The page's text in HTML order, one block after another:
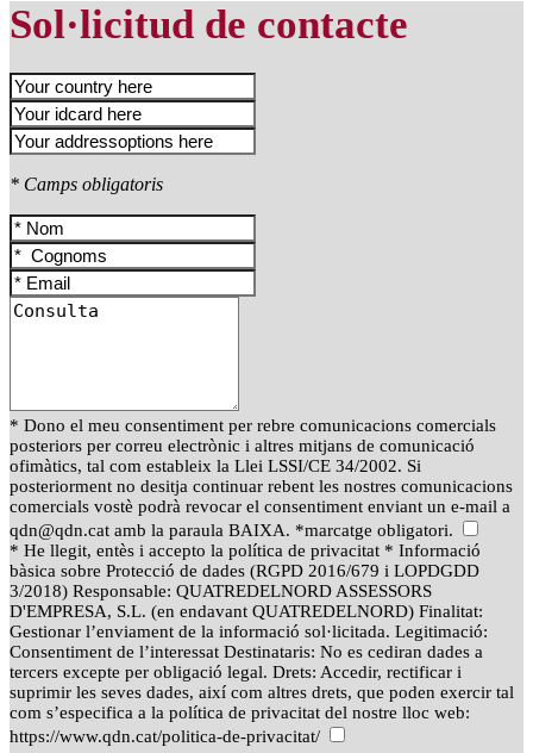
Sol·licitud de contacte
* Camps obligatoris
* Dono el meu consentiment per rebre comunicacions comercials
posteriors per correu electrònic i altres mitjans de comunicació
ofimàtics, tal com estableix la Llei LSSI/CE 34/2002. Si
posteriorment no desitja continuar rebent les nostres comunicacions
comercials vostè podrà revocar el consentiment enviant un e-mail a
qdn@qdn.cat amb la paraula BAIXA. *marcatge obligatori.
* He llegit, entès i accepto la política de privacitat * Informació
bàsica sobre Protecció de dades (RGPD 2016/679 i LOPDGDD
3/2018) Responsable: QUATREDELNORD ASSESSORS
D'EMPRESA, S.L. (en endavant QUATREDELNORD) Finalitat:
Gestionar l’enviament de la informació sol·licitada. Legitimació:
Consentiment de l’interessat Destinataris: No es cediran dades a
tercers excepte per obligació legal. Drets: Accedir, rectificar i
suprimir les seves dades, així com altres drets, que poden exercir tal
com s’especifica a la política de privacitat del nostre lloc web:
https://www.qdn.cat/politica-de-privacitat/